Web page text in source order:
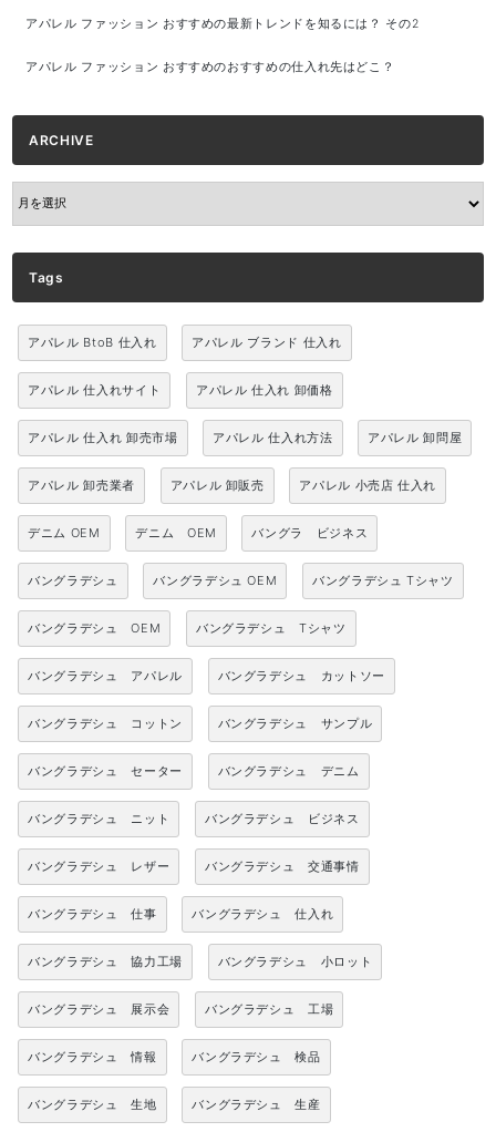
アパレル ファッション おすすめの最新トレンドを知るには？ その2
アパレル ファッション おすすめのおすすめの仕入れ先はどこ？
ARCHIVE
ARCHIVE
Tags
アパレル BtoB 仕入れ アパレル ブランド 仕入れ
アパレル 仕入れサイト アパレル 仕入れ 卸価格
アパレル 仕入れ 卸売市場 アパレル 仕入れ方法 アパレル 卸問屋
アパレル 卸売業者 アパレル 卸販売 アパレル 小売店 仕入れ
デニム OEM デニム OEM バングラ ビジネス
バングラデシュ バングラデシュ OEM バングラデシュ Tシャツ
バングラデシュ OEM バングラデシュ Tシャツ
バングラデシュ アパレル バングラデシュ カットソー
バングラデシュ コットン バングラデシュ サンプル
バングラデシュ セーター バングラデシュ デニム
バングラデシュ ニット バングラデシュ ビジネス
バングラデシュ レザー バングラデシュ 交通事情
バングラデシュ 仕事 バングラデシュ 仕入れ
バングラデシュ 協力工場 バングラデシュ 小ロット
バングラデシュ 展示会 バングラデシュ 工場
バングラデシュ 情報 バングラデシュ 検品
バングラデシュ 生地 バングラデシュ 生産